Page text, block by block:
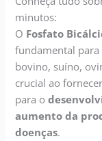
minutos:
O Fosfato
fundamental
bovino, suíno,
crucial ao
para o
aumento da
doenças.